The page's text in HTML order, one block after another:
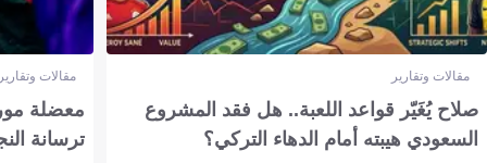
مقالات وتقارير
صلاح يُغَيّر قواعد اللعبة.. هل فقد المشروع
السعودي هيبته أمام الدهاء التركي؟
مقالات
معضلة
ترسانة